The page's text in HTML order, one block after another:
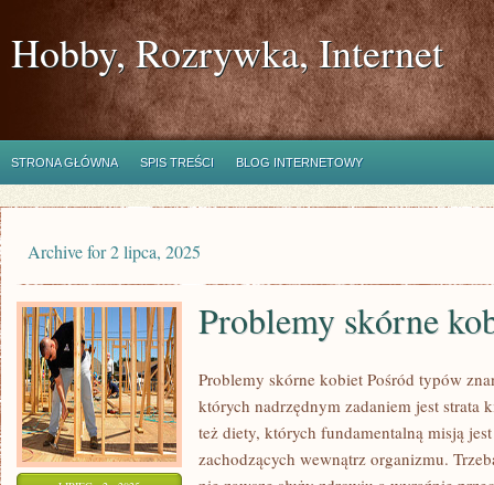
Hobby, Rozrywka, Internet
STRONA GŁÓWNA SPIS TREŚCI BLOG INTERNETOWY
Archive for 2 lipca, 2025
Problemy skórne
Problemy skórne kobiet Pośród typów
których nadrzędnym zadaniem jest strata
też diety, których fundamentalną misją
zachodzących wewnątrz organizmu.